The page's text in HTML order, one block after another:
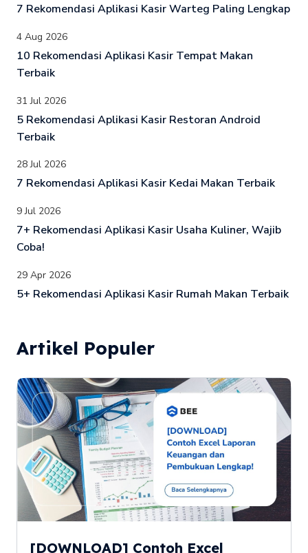
7 Rekomendasi Aplikasi Kasir Warteg Paling Lengkap
4 Aug 2026
10 Rekomendasi Aplikasi Kasir Tempat Makan
Terbaik
31 Jul 2026
5 Rekomendasi Aplikasi Kasir Restoran Android
Terbaik
28 Jul 2026
7 Rekomendasi Aplikasi Kasir Kedai Makan Terbaik
9 Jul 2026
7+ Rekomendasi Aplikasi Kasir Usaha Kuliner, Wajib
Coba!
29 Apr 2026
5+ Rekomendasi Aplikasi Kasir Rumah Makan Terbaik
Artikel Populer
[DOWNLOAD] Contoh Excel